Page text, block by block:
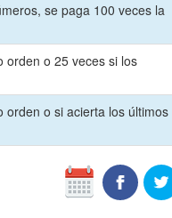
se paga 100 veces la
orden o 25 veces si los
orden o si acierta los últimos